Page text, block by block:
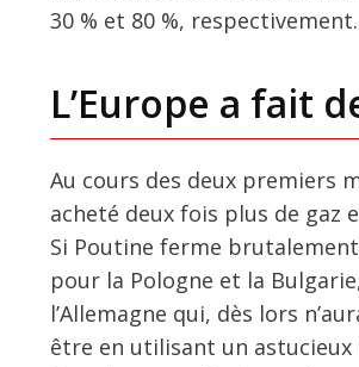
30 % et 80 %, respectivement.
L’Europe a fait
Au cours des deux premiers
acheté deux fois plus de gaz
Si Poutine ferme
pour la Pologne et la
l’Allemagne qui, dès lors
être en utilisant un